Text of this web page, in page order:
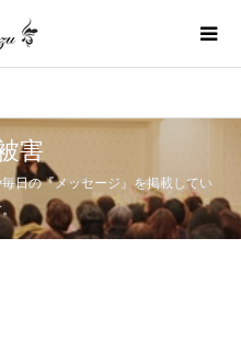
害
日の『メッセージ』を掲載してい